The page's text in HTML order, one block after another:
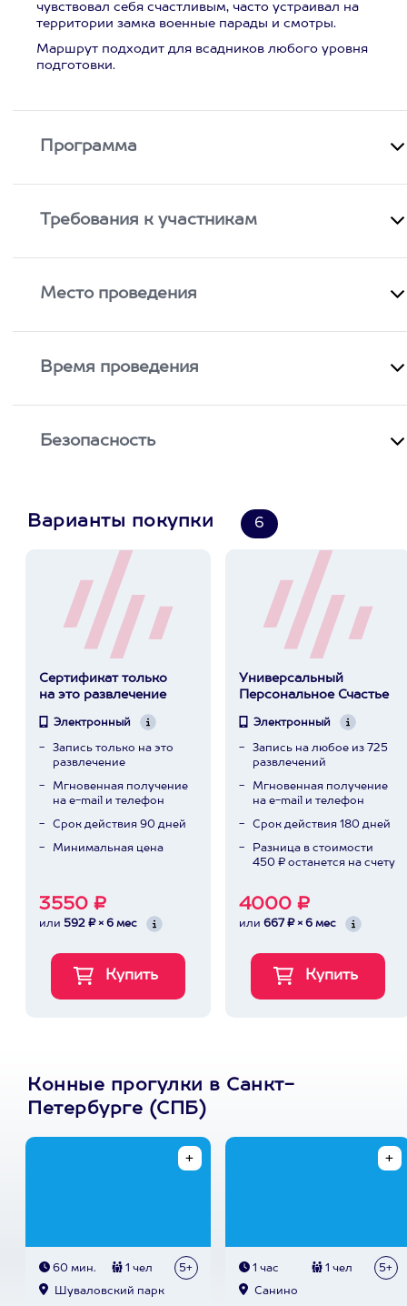
чувствовал себя счастливым, часто устраивал на
территории замка военные парады и смотры.
Маршрут подходит для всадников любого уровня
подготовки.
Программа
Требования к участникам
Место проведения
Время проведения
Безопасность
Варианты покупки 6
Сертификат только
на это развлечение
Электронный
Запись только на это
развлечение
Мгновенная получение
на e-mail и телефон
Срок действия 90 дней
Минимальная цена
3550 ₽
или 592 ₽ × 6 мес
Универсальный
Персональное Счастье
Электронный
Запись на любое из 725
развлечений
Мгновенная получение
на e-mail и телефон
Срок действия 180 дней
Разница в стоимости
450 ₽ останется на счету
4000 ₽
или 667 ₽ × 6 мес
Конные прогулки в Санкт-
Петербурге (СПБ)
60 мин. 1 чел 5+
Шуваловский парк
1 час 1 чел 5+
Санино